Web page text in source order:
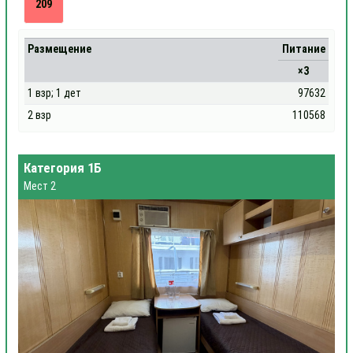
209
Размещение
Питание
×3
1 взр; 1 дет
97632
2 взр
110568
Категория 1Б
Мест 2